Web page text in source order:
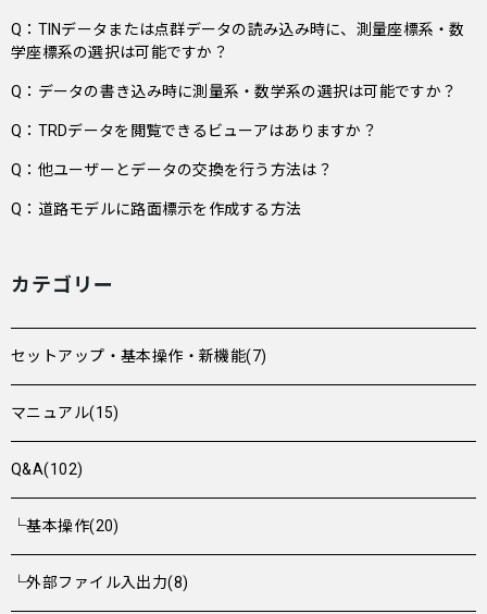
Q：TINデータまたは点群データの読み込み時に、測量座標系・数
学座標系の選択は可能ですか？
Q：データの書き込み時に測量系・数学系の選択は可能ですか？
Q：TRDデータを閲覧できるビューアはありますか？
Q：他ユーザーとデータの交換を行う方法は？
Q：道路モデルに路面標示を作成する方法
カテゴリー
セットアップ・基本操作・新機能(7)
マニュアル(15)
Q&A(102)
└基本操作(20)
└外部ファイル入出力(8)